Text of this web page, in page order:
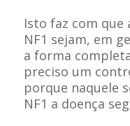
Isto faz com que
NF1 sejam, em
a forma
preciso um
porque naquele
NF1 a doença